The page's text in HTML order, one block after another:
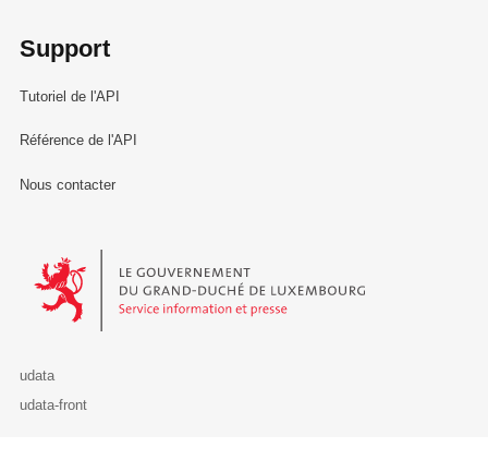
Support
Tutoriel de l'API
Référence de l'API
Nous contacter
Le Gouvernement du Grand-Duché de Luxembourg - Service
udata
udata-front